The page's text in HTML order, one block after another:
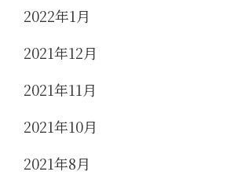
2022年1月
2021年12月
2021年11月
2021年10月
2021年8月